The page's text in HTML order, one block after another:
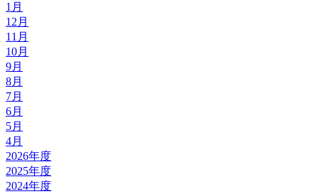
1月
12月
11月
10月
9月
8月
7月
6月
5月
4月
2026年度
2025年度
2024年度